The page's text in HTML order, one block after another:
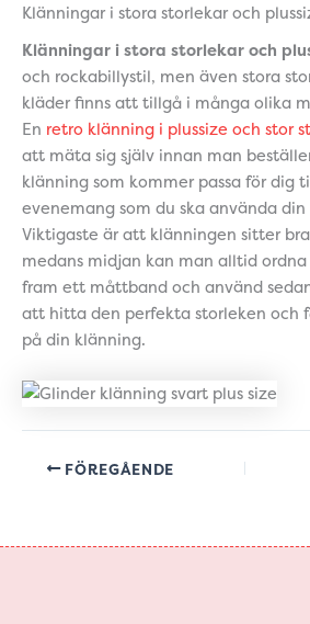
Klänningar i stora storlekar och
Klänningar i stora storlekar och
och rockabillystil, men även stora
kläder finns att tillgå i många olika
En retro klänning i plussize och stor
att mäta sig själv innan man
klänning som kommer passa för dig
evenemang som du ska använda
Viktigaste är att klänningen sitter
medans midjan kan man alltid
fram ett måttband och använd
att hitta den perfekta storleken och
på din klänning.
FÖREGÅENDE